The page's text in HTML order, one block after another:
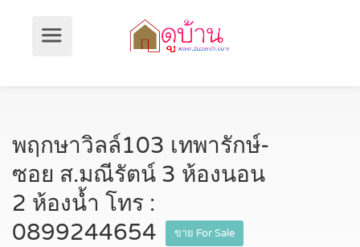
พฤกษาวิลล์103 เทพารักษ์-
ซอย ส.มณีรัตน์ 3 ห้องนอน
2 ห้องน้ำ โทร :
0899244654
ขาย For Sale